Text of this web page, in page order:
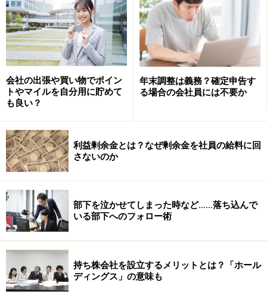
■ 経理書類は最低『７年』 財務諸表等は『１０年』
保管
経理周りの書類の保管に関する法律は、具体的には会社
法や税法等で決められています。
経理関係の書類は税法に定められているものが多いので
すが、これによるとその多くに７年間の保管が義務付け
られています。
中でも、財務諸表等になってくると、なんと！会社法に
より１０年間の保管が必要と取り決められています
これらの期間、書類の保管を怠って処分などしてしまう
会社の出張や買い物でポイン
トやマイルを自分用に貯めて
も良い？
年末調整は義務？確定申告す
る場合の会社員には不要か
利益剰余金とは？なぜ剰余金を社員の給料に回
さないのか
部下を泣かせてしまった時など……落ち込んで
いる部下へのフォロー術
持ち株会社を設立するメリットとは？「ホール
ディングス」の意味も